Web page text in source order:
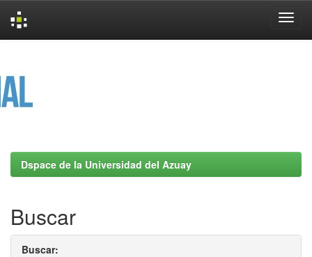
Dspace de la Universidad del Azuay
Buscar
Buscar: